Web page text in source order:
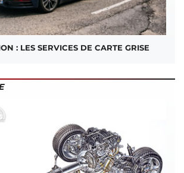
: LES SERVICES DE CARTE GRISE